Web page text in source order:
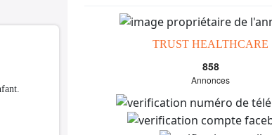
TRUST HEALTHCARE
858
Annonces